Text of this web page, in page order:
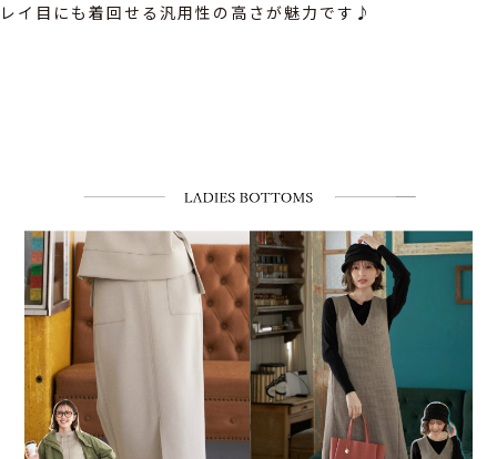
レイ目にも着回せる汎用性の高さが魅力です♪